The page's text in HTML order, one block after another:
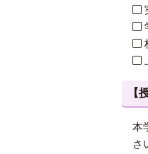
【
本
さ